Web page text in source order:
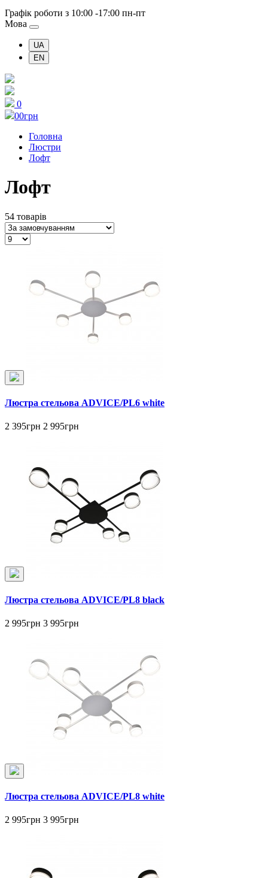
Графік роботи з 10:00 -17:00 пн-пт
Мова
UA
EN
0
00грн
Головна
Люстри
Лофт
Лофт
54 товарів
Люстра стельова ADVICE/PL6 white
2 395грн 2 995грн
Люстра стельова ADVICE/PL8 black
2 995грн 3 995грн
Люстра стельова ADVICE/PL8 white
2 995грн 3 995грн